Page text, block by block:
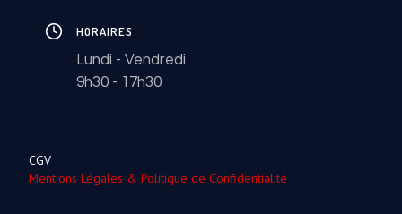
HORAIRES
Lundi - Vendredi
9h30 - 17h30
CGV
Mentions Légales & Politique de Confidentialité